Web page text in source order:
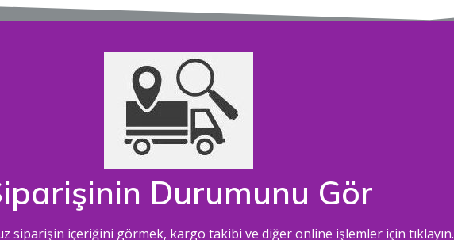
Durumunu Gör
siparişin içeriğini görmek, kargo takibi ve diğer online işlemler için tıklayın.